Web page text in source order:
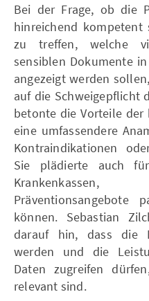
Bei der Frage, ob die
hinreichend
zu treffen, welche
sensiblen Dokumente
angezeigt werden
auf die Schweigepflicht
betonte die Vorteile der
eine umfassendere
Kontraindikationen
Sie plädierte auch
Präventionsangebote
können. Sebastian
darauf hin, dass die
werden und die
Daten zugreifen
relevant sind.